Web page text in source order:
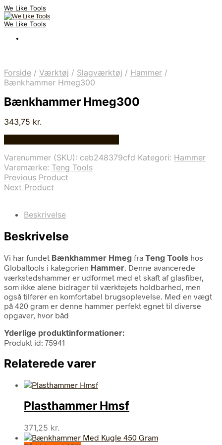
We Like Tools
We Like Tools
Forside / Værktøj / Slagværktøj / Hammer /
Bænkhammer Hmeg300
Bænkhammer Hmeg300
343,75 kr.
Varenummer (SKU): ceb248379cfd Kategori: Hammer
Varemærke: Teng Tools
Previous Product
Next Product
Beskrivelse
Beskrivelse
Vi har fundet Bænkhammer Hmeg fra Teng Tools hos
Globaltools i kategorien Hammer. Denne avancerede
værkstedshammer er udformet med et skaft af glasfiber,
som ikke alene bidrager til værktøjets holdbarhed, men
også tilfører en komfortabel brugsoplevelse. Med en vægt
på 420 gram er denne hammer perfekt egnet til diverse
opgaver, hvor båd
Yderlige produktinformationer:
Produkt id: 75941
Relaterede varer
Plasthammer Hmsf
371,25 kr.